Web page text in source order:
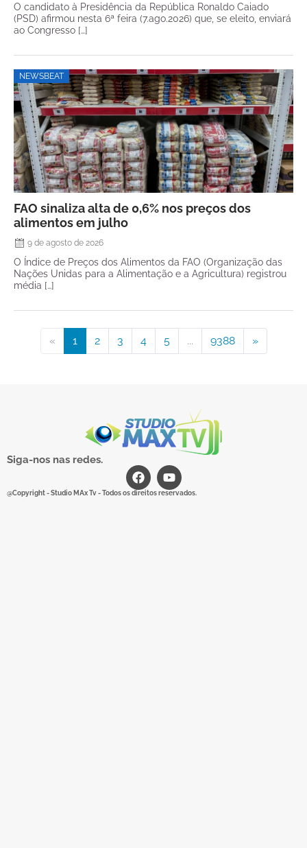
O candidato à Presidência da República Ronaldo Caiado
(PSD) afirmou nesta 6ª feira (7.ago.2026) que, se eleito, enviará
ao Congresso […]
NEWSBEAT
FAO sinaliza alta de 0,6% nos preços dos
alimentos em julho
9 de agosto de 2026
O Índice de Preços dos Alimentos da FAO (Organização das
Nações Unidas para a Alimentação e a Agricultura) registrou
média […]
« 1 2 3 4 5 ... 9388 »
Siga-nos nas redes.
@Copyright - Studio MAx Tv - Todos os direitos reservados.